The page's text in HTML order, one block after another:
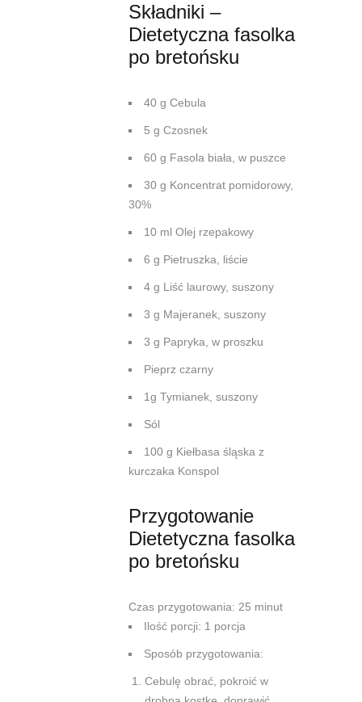
Składniki –
Dietetyczna fasolka
po bretońsku
40 g Cebula
5 g Czosnek
60 g Fasola biała, w puszce
30 g Koncentrat pomidorowy,
30%
10 ml Olej rzepakowy
6 g Pietruszka, liście
4 g Liść laurowy, suszony
3 g Majeranek, suszony
3 g Papryka, w proszku
Pieprz czarny
1g Tymianek, suszony
Sól
100 g Kiełbasa śląska z
kurczaka Konspol
Przygotowanie
Dietetyczna fasolka
po bretońsku
Czas przygotowania: 25 minut
Ilość porcji: 1 porcja
Sposób przygotowania:
Cebulę obrać, pokroić w